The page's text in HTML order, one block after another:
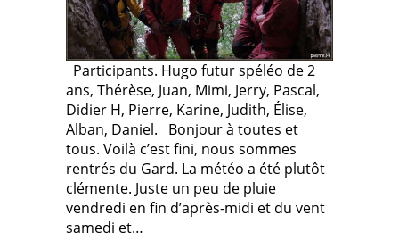
Participants. Hugo futur spéléo de 2
ans, Thérèse, Juan, Mimi, Jerry, Pascal,
Didier H, Pierre, Karine, Judith, Élise,
Alban, Daniel. Bonjour à toutes et
tous. Voilà c’est fini, nous sommes
rentrés du Gard. La météo a été plutôt
clémente. Juste un peu de pluie
vendredi en fin d’après-midi et du vent
samedi et…